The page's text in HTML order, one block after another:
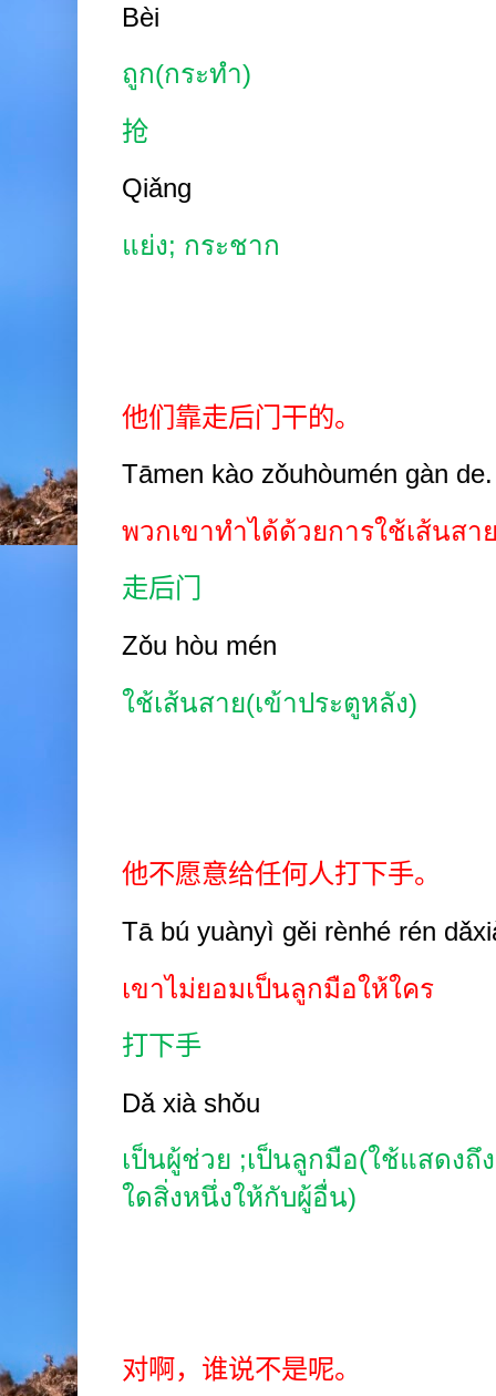
Bèi
ถูก(กระทำ)
抢
Qiǎng
แย่ง; กระชาก
他们靠走后门干的。
Tāmen kào zǒuhòumén gàn de.
พวกเขาทำได้ด้วยการใช้เส้นสา
走后门
Zǒu hòu mén
ใช้เส้นสาย(เข้าประตูหลัง)
他不愿意给任何人打下手。
Tā bú yuànyì gěi rènhé rén
เขาไม่ยอมเป็นลูกมือให้ใคร
打下手
Dǎ xià shǒu
เป็นผู้ช่วย ;เป็นลูกมือ(ใช้แสดงถึ
ใดสิ่งหนึ่งให้กับผู้อื่น)
对啊，谁说不是呢。